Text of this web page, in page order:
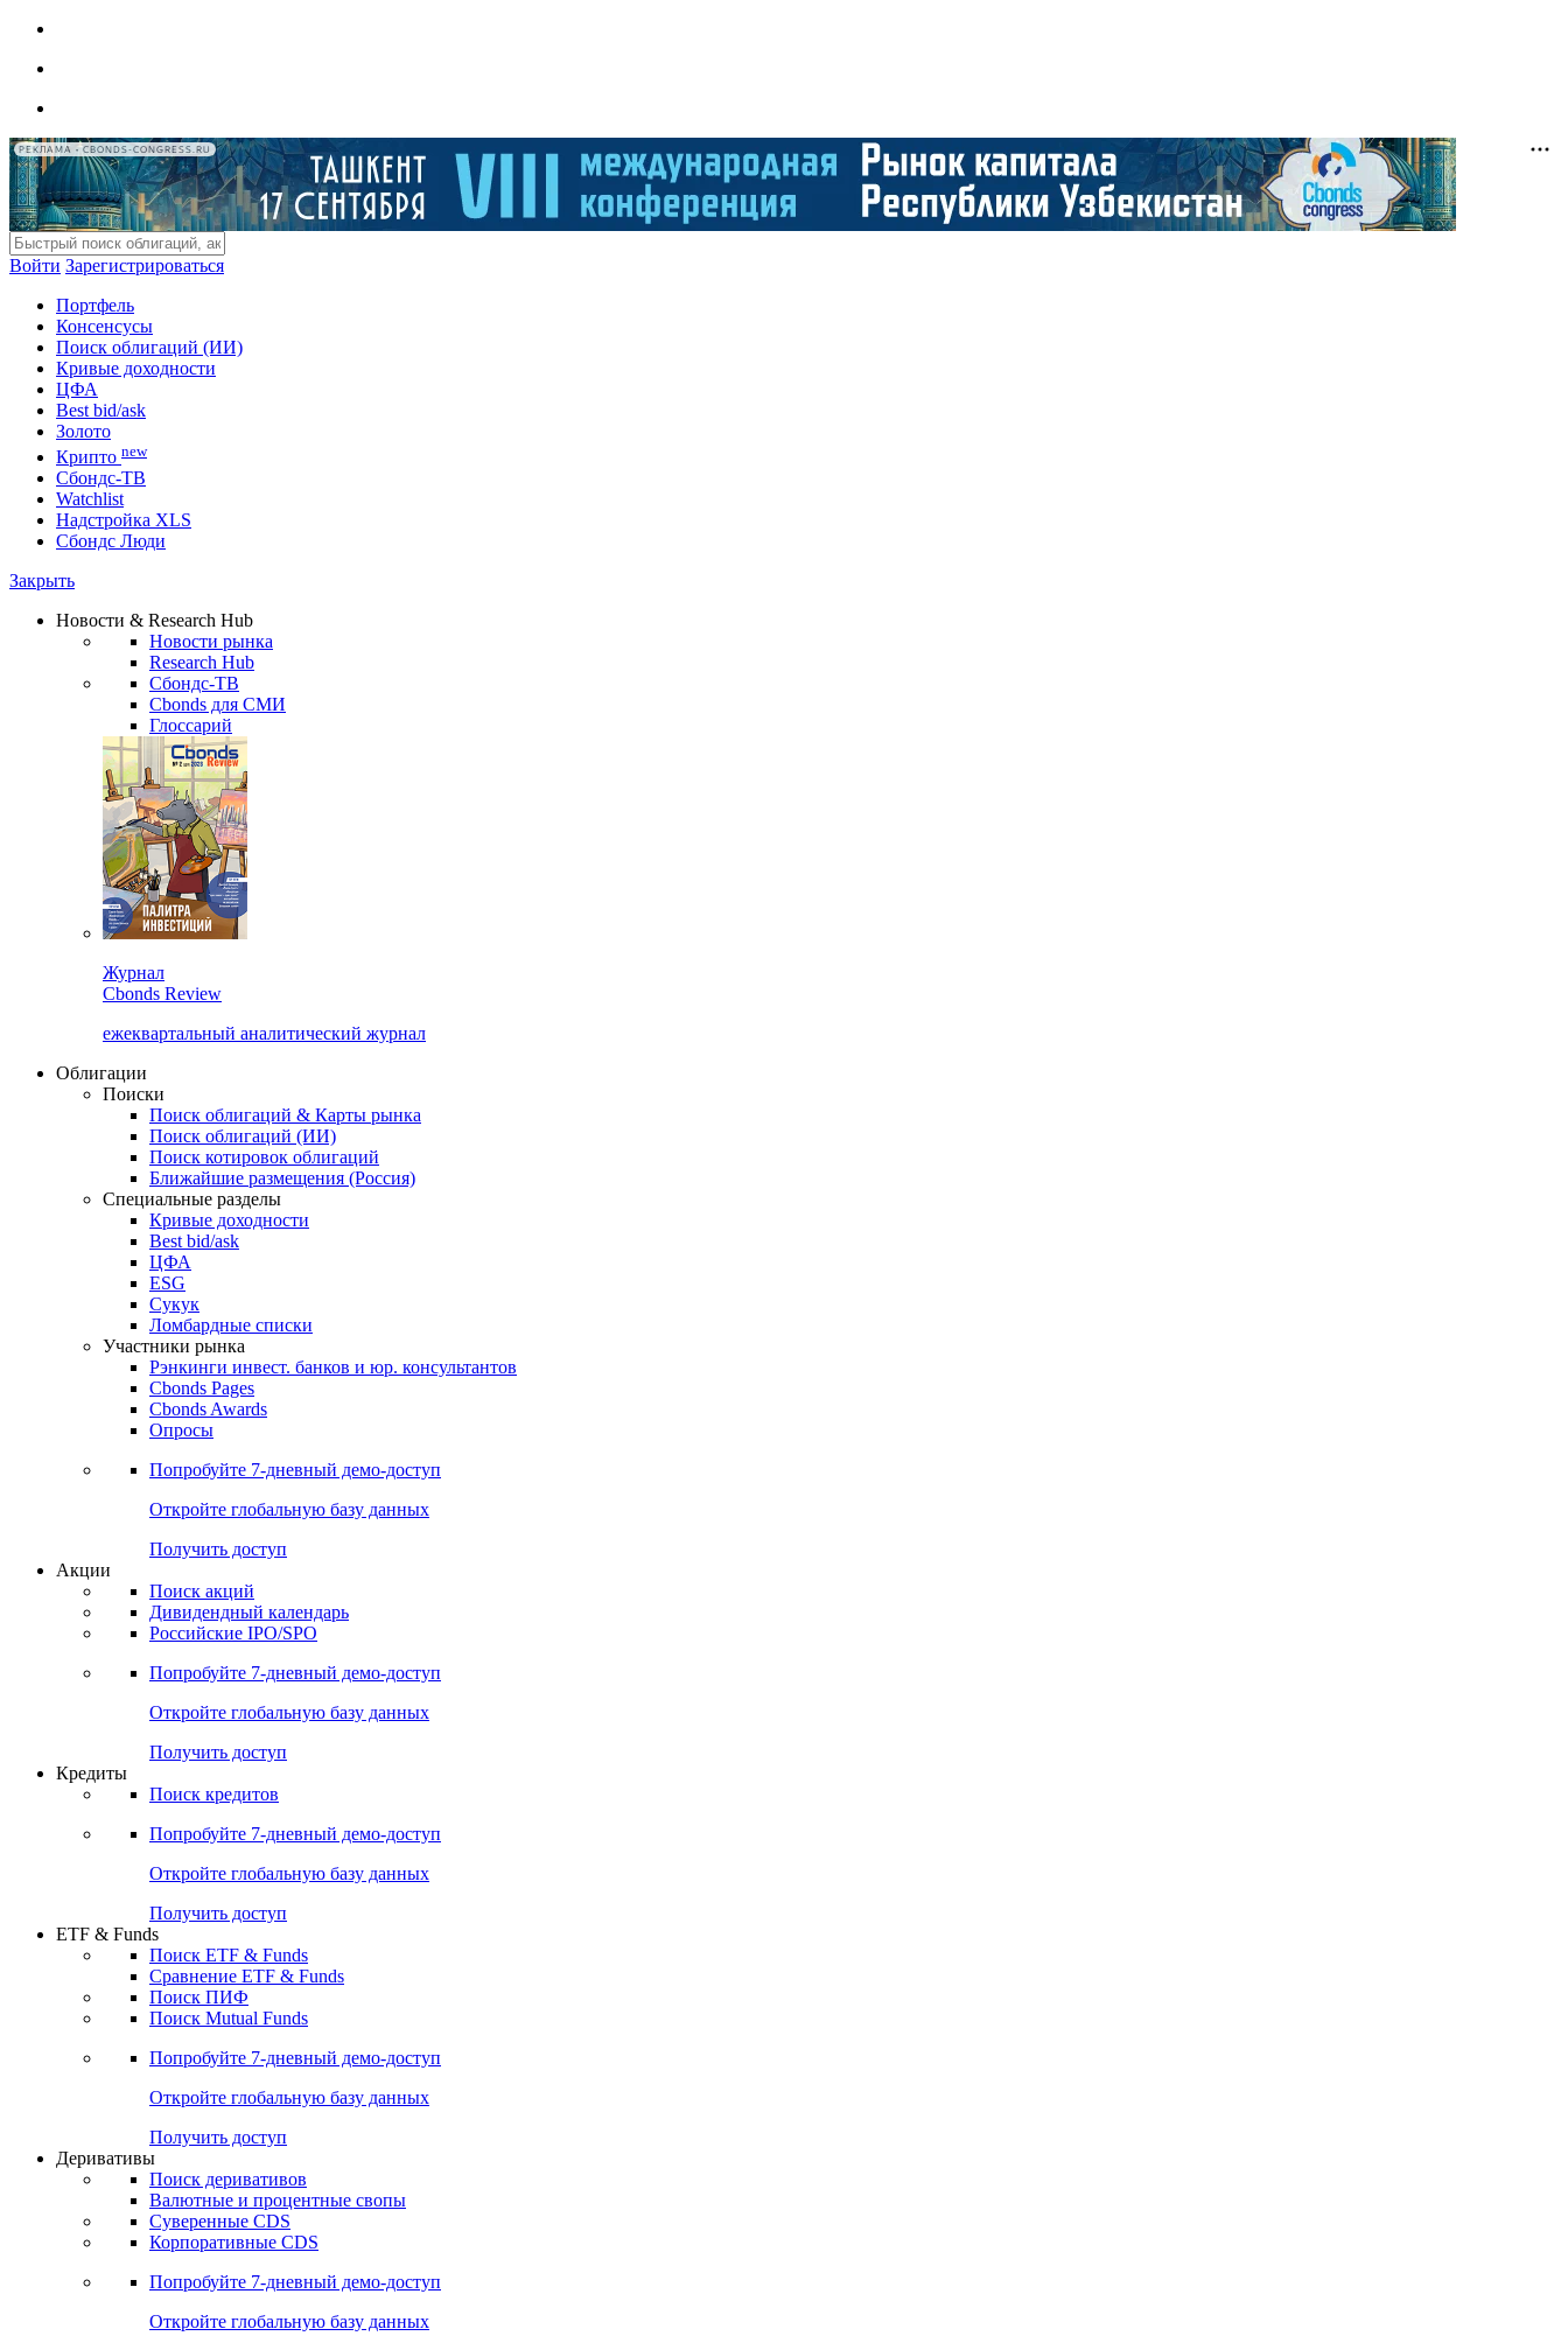
РЕКЛАМА • CBONDS-CONGRESS.RU
Войти Зарегистрироваться
Портфель
Консенсусы
Поиск облигаций (ИИ)
Кривые доходности
ЦФА
Best bid/ask
Золото
Крипто new
Сбондс-ТВ
Watchlist
Надстройка XLS
Сбондс Люди
Закрыть
Новости & Research Hub
Новости рынка
Research Hub
Сбондс-ТВ
Cbonds для СМИ
Глоссарий
Журнал
Cbonds Review
ежеквартальный аналитический журнал
Облигации
Поиски
Поиск облигаций & Карты рынка
Поиск облигаций (ИИ)
Поиск котировок облигаций
Ближайшие размещения (Россия)
Специальные разделы
Кривые доходности
Best bid/ask
ЦФА
ESG
Сукук
Ломбардные списки
Участники рынка
Рэнкинги инвест. банков и юр. консультантов
Cbonds Pages
Cbonds Awards
Опросы
Попробуйте 7-дневный демо-доступ
Откройте глобальную базу данных
Получить доступ
Акции
Поиск акций
Дивидендный календарь
Российские IPO/SPO
Попробуйте 7-дневный демо-доступ
Откройте глобальную базу данных
Получить доступ
Кредиты
Поиск кредитов
Попробуйте 7-дневный демо-доступ
Откройте глобальную базу данных
Получить доступ
ETF & Funds
Поиск ETF & Funds
Сравнение ETF & Funds
Поиск ПИФ
Поиск Mutual Funds
Попробуйте 7-дневный демо-доступ
Откройте глобальную базу данных
Получить доступ
Деривативы
Поиск деривативов
Валютные и процентные свопы
Суверенные CDS
Корпоративные CDS
Попробуйте 7-дневный демо-доступ
Откройте глобальную базу данных